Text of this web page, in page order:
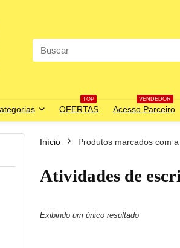
Search
for:
TOP
OFERTAS
VENDEDOR
Acesso Parceiro
Início Produtos marcados com
Atividades de
Exibindo um único resultado